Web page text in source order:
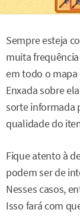
Sempre esteja
muita
em todo o mapa
Enxada sobre
sorte informada
qualidade do
Fique atento à
podem ser de
Nesses casos,
Isso fará com